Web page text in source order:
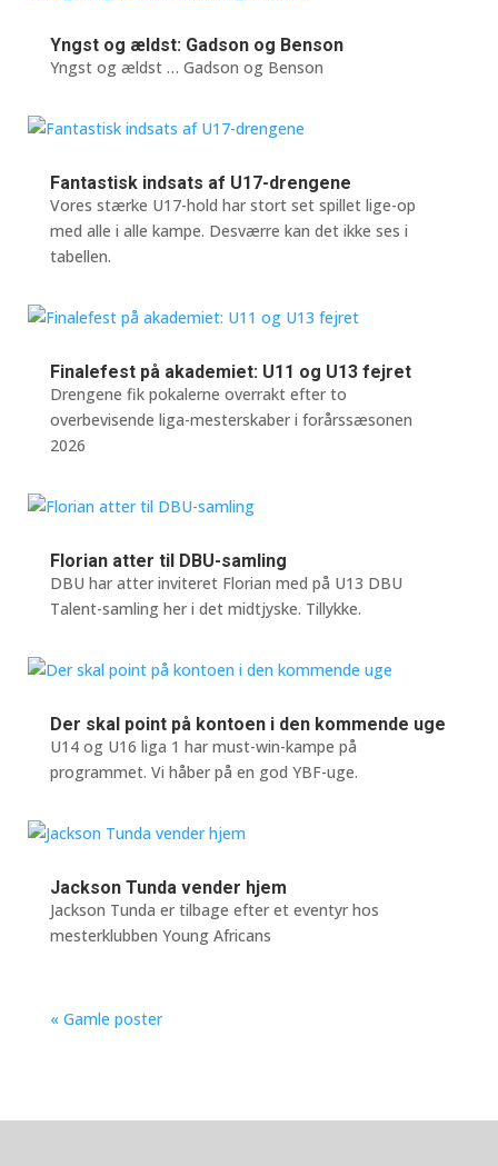
Yngst og ældst: Gadson og Benson
Yngst og ældst … Gadson og Benson
Fantastisk indsats af U17-drengene
Vores stærke U17-hold har stort set spillet lige-op
med alle i alle kampe. Desværre kan det ikke ses i
tabellen.
Finalefest på akademiet: U11 og U13 fejret
Drengene fik pokalerne overrakt efter to
overbevisende liga-mesterskaber i forårssæsonen
2026
Florian atter til DBU-samling
DBU har atter inviteret Florian med på U13 DBU
Talent-samling her i det midtjyske. Tillykke.
Der skal point på kontoen i den kommende uge
U14 og U16 liga 1 har must-win-kampe på
programmet. Vi håber på en god YBF-uge.
Jackson Tunda vender hjem
Jackson Tunda er tilbage efter et eventyr hos
mesterklubben Young Africans
« Gamle poster